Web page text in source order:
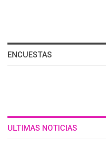
ENCUESTAS
ULTIMAS NOTICIAS